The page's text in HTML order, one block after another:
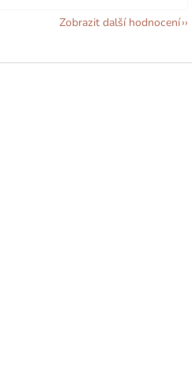
Zobrazit další hodnocení